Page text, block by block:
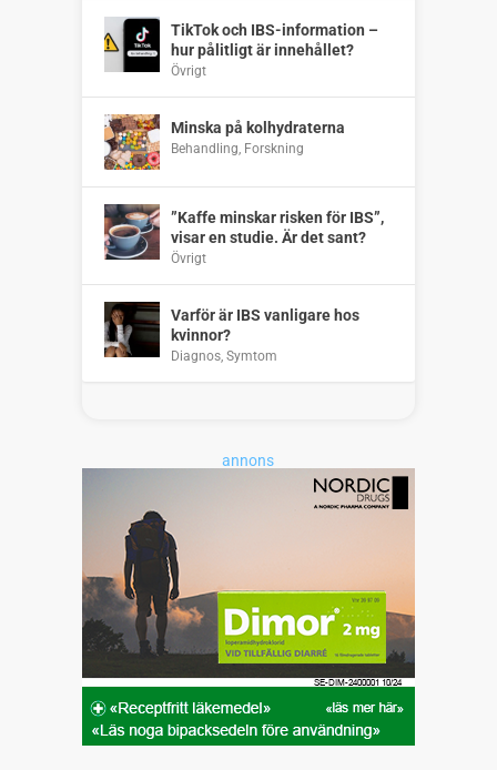
TikTok och IBS-information –
hur pålitligt är innehållet?
Övrigt
Minska på kolhydraterna
Behandling, Forskning
”Kaffe minskar risken för IBS”,
visar en studie. Är det sant?
Övrigt
Varför är IBS vanligare hos
kvinnor?
Diagnos, Symtom
annons